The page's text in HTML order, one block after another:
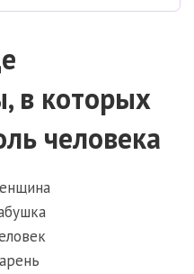
в которых
человека